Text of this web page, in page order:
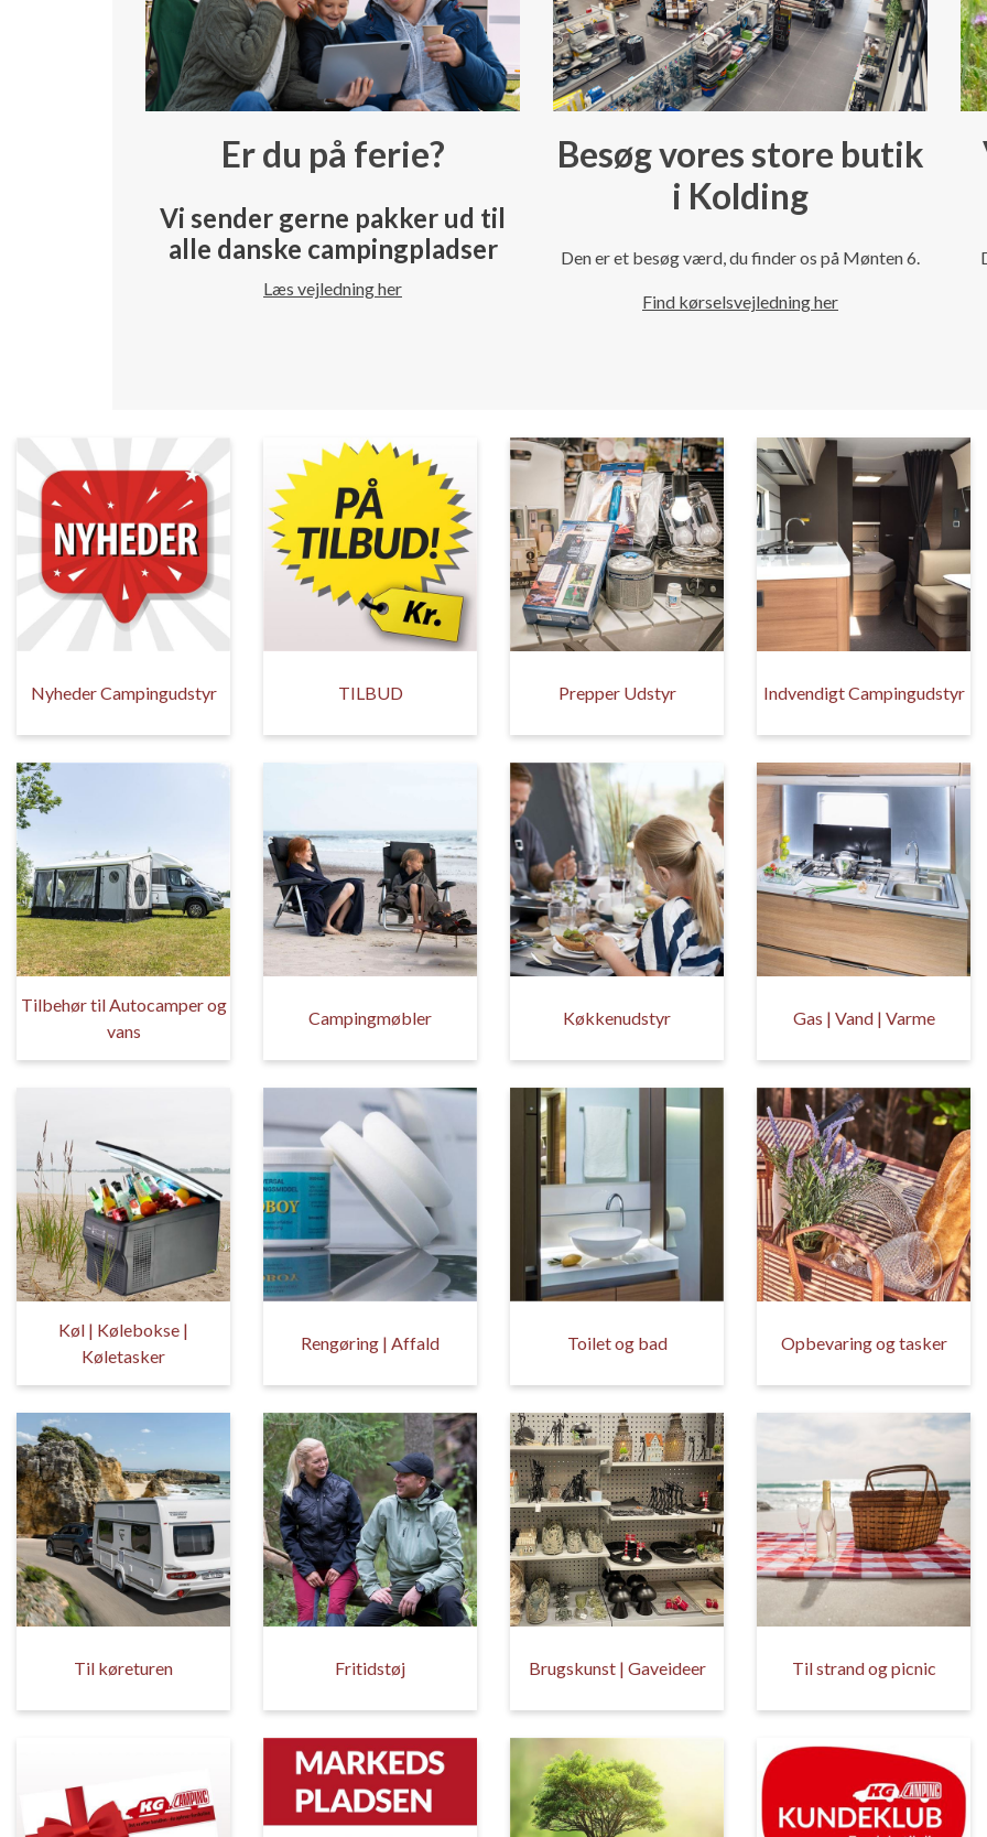
Er du på ferie?
Vi sender gerne pakker ud til
alle danske campingpladser
Læs vejledning her
Besøg vores store butik
i Kolding
Den er et besøg værd, du finder os på Mønten 6.
Find kørselsvejledning her
Nyheder Campingudstyr TILBUD Prepper Udstyr Indvendigt Campingudstyr
Tilbehør til Autocamper og
vans
Campingmøbler Køkkenudstyr Gas | Vand | Varme
Køl | Kølebokse |
Køletasker
Rengøring | Affald Toilet og bad Opbevaring og tasker
Til køreturen Fritidstøj Brugskunst | Gaveideer Til strand og picnic